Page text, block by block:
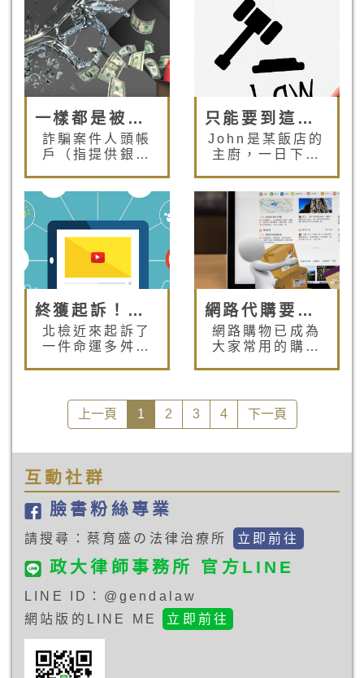
在行動上會逐步
退化而不便外，
心智上通常也會
逐漸意識不清楚
或容易精神與記
憶錯亂。倘若如
此，將會造成許
多交易上風險，
也容易成為有心
詐騙人士的目
標，形成嚴重社
會問題。這些心
智欠缺的成年人
（多半是老人）
實值需要特別被
照顧與保護。 而
在傳統法定的監
護宣告制度，不
管在選任監護權
人或是監護人對
受監護宣告人之
照顧與財產管理
上，礙於法令上
也常常發現監護
權人的照養方式
於被監護宣告
人，但實際上不
見得是被監護宣
告人所願意的。
不孕」的人生課
題，還沒結婚生
子的小編雖然目
前尚未面臨不孕
的心情，但每集
看完除了覺得女
人很辛苦之外也
常常思考:「如果
我無法擁有自己
血緣的小孩，我
能收養沒有血緣
關係的小孩嗎?收
養有甚麼規定
呢?」 透過我們
事務所張韶庭律
師的文章，或許
希望成為「未來
媽媽」及「未來
爸爸」的你和
妳，能對收養孩
子的程序有更深
入的了解，並且
更珍惜擁有孩子
一樣都是被騙，為何只有我受罪？！
詐騙案件人頭帳
戶（指提供銀行
使用的當事人）
應該有罪嗎？針
對這樣的問題，
或許您的答案會
say yes或say
no，也或許會說
應該就個案來判
斷，看看提供帳
戶的人頭有沒有
跟詐騙集團串通
或從中得到什麼
好處之類的情
人的正常反應應
該都會如此的，
但經我們觀察，
只能要到這麼少錢？和解後不能反悔嗎？
John是某飯店的
主廚，一日下班
位置，又遭同棟
一樓住戶老伯的
盆栽擋住，一時
盛怒，就倒車入
庫把老伯的盆栽
壓碎。老伯聽到
巨大聲響，出門
查看發現是樓上
鄰居做的好事，
便向前理論，結
果雙方一言不合
吵了起來。John
罵，接下來又用
了爛人、垃圾、
老廢物等不雅字
觀。後經雙方協
賠償20萬元後和
解。數日後，老
伯在電視上看到
John受邀擔任總
台的專訪，才知
道John的來歷不
終獲起訴！竊取訊號透過機上盒撥放算不算侵權？
北檢近來起訴了
一件命運多舛的
際，福斯傳媒的
台灣分公司人員
店，發現房間內
的電視提供未經
授權的福斯傳
媒、國家地理頻
道節目，因而報
警提告，後經調
查發現是百年國
際科技公司之負
責人莊秀石指示
旗下業務人員，
接洽酒店負責人
架設相關設備，
再由百年國際擷
取現有第四台訊
號，轉換成IP訊
網路代購要如何自保才安全？！
網路購物已成為
大家常用的購物
為新型態的交易
模式，卻也衍生
紛。日前新聞報
卻在交貨時，要
求增加300元跑腿
費，黃小姐無奈
定金已付，只好
生在購買日本手
機，收到貨後發
上一頁 1 2 3 4 下一頁
互動社群
臉書粉絲專業
請搜尋：蔡育盛の法律治療所 立即前往
政大律師事務所 官方LINE
LINE ID：@gendalaw
網站版的LINE ME
立即前往